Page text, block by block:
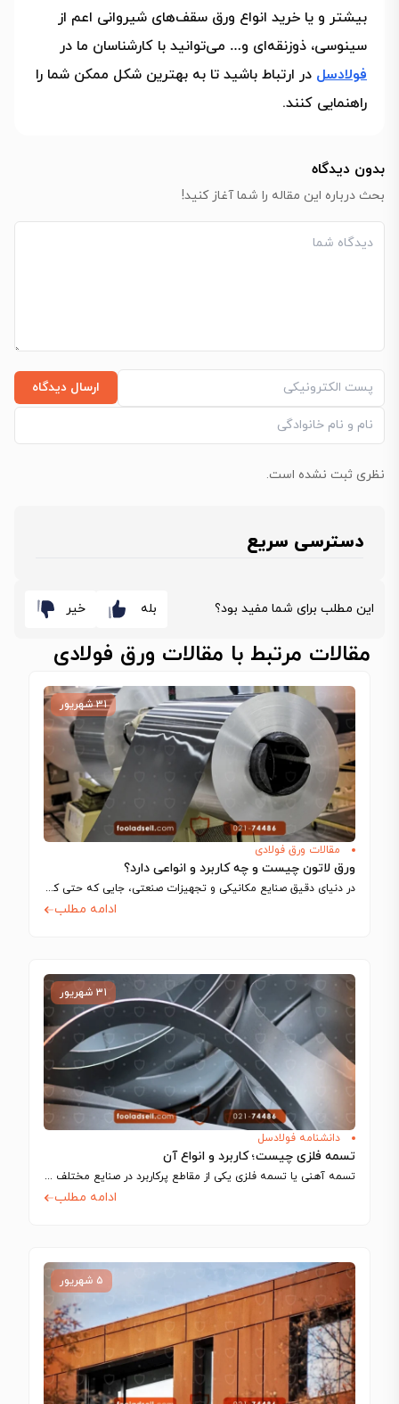
بیشتر و یا خرید انواع ورق سقف‌های شیروانی اعم از
سینوسی، ذوزنقه‌ای و… می‌توانید با کارشناسان ما در
فولادسل در ارتباط باشید تا به بهترین شکل ممکن شما را
راهنمایی کنند.
بدون دیدگاه
بحث درباره این مقاله را شما آغاز کنید!
ارسال دیدگاه
نظری ثبت نشده است.
دسترسی سریع
این مطلب برای شما مفید بود؟ بله خیر
مقالات مرتبط با مقالات ورق فولادی
۳۱ شهریور
مقالات ورق فولادی
ورق لاتون چیست و چه کاربرد و انواعی دارد؟
در دنیای دقیق صنایع مکانیکی و تجهیزات صنعتی، جایی که حتی کوچک‌ترین تلرانس‌ها می‌توانند…
ادامه مطلب
۳۱ شهریور
دانشنامه فولادسل
تسمه فلزی چیست؛ کاربرد و انواع آن
تسمه آهنی یا تسمه فلزی یکی از مقاطع پرکاربرد در صنایع مختلف مانند ساخت…
ادامه مطلب
۵ شهریور